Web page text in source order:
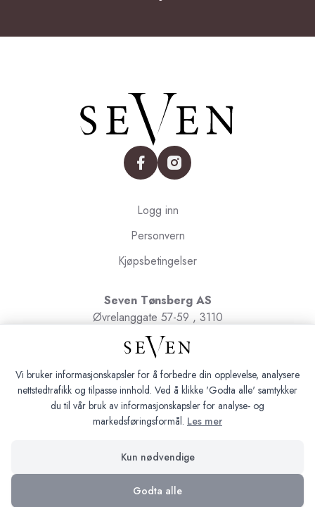
facebookinstagram
Logg inn
Personvern
Kjøpsbetingelser
Seven Tønsberg AS
Øvrelanggate 57-59 , 3110
Tønsberg
Org.nr. 991091580
Siden driftes avShoplabs
Vi bruker informasjonskapsler for å forbedre din opplevelse, analysere
nettstedtrafikk og tilpasse innhold. Ved å klikke 'Godta alle' samtykker
du til vår bruk av informasjonskapsler for analyse- og
markedsføringsformål. Les mer
Kun nødvendige
Godta alle